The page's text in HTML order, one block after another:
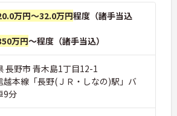
ンスの充実】
で年間休日119日を確保 ・リ
も休暇など特別休暇が充実
育休制度など子育て支援体制
および半期末手当として全額
満18歳未満の子5千円の手厚
万円～32.0万円程度（諸手当込
万円～程度（諸手当込）
長野市 青木島1丁目12-1
越本線「長野(ＪＲ・しなの)駅」バ
9分